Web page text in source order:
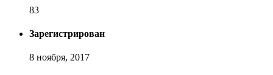
83
Зарегистрирован
8 ноября, 2017